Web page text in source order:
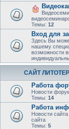
Темы: 12
Вход для
Здесь Вы
нашему
возможности
САЙТ
Работа
Новости
Темы: 14
Работа
Новости
сайта
Темы: 5